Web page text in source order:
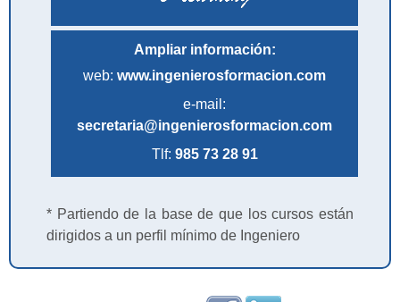
Ampliar información:
web: www.ingenierosformacion.com
e-mail:
secretaria@ingenierosformacion.com
Tlf: 985 73 28 91
* Partiendo de la base de que los cursos están
dirigidos a un perfil mínimo de Ingeniero